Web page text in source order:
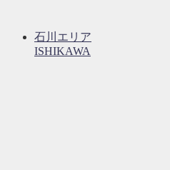
石川エリア
ISHIKAWA